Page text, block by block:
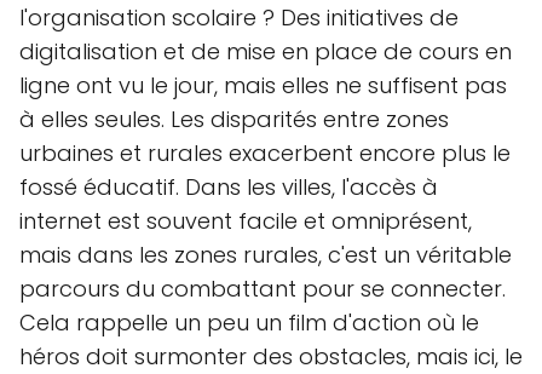
l'organisation scolaire ? Des initiatives de
digitalisation et de mise en place de cours en
ligne ont vu le jour, mais elles ne suffisent pas
à elles seules. Les disparités entre zones
urbaines et rurales exacerbent encore plus le
fossé éducatif. Dans les villes, l'accès à
internet est souvent facile et omniprésent,
mais dans les zones rurales, c'est un véritable
parcours du combattant pour se connecter.
Cela rappelle un peu un film d'action où le
héros doit surmonter des obstacles, mais ici, le